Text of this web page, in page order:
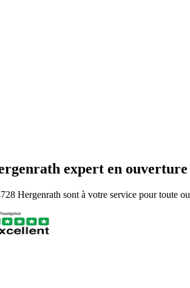
expert en
Hergenrath sont à votre service pour toute